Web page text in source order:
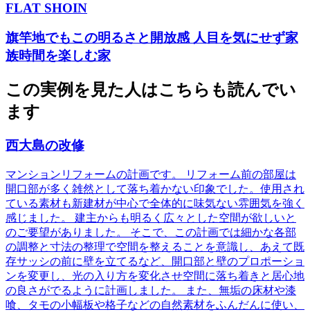
FLAT SHOIN
旗竿地でもこの明るさと開放感 人目を気にせず家
族時間を楽しむ家
この実例を見た人はこちらも読んでい
ます
西大島の改修
マンションリフォームの計画です。 リフォーム前の部屋は
開口部が多く雑然として落ち着かない印象でした。使用され
ている素材も新建材が中心で全体的に味気ない雰囲気を強く
感じました。 建主からも明るく広々とした空間が欲しいと
のご要望がありました。 そこで、この計画では細かな各部
の調整と寸法の整理で空間を整えることを意識し、あえて既
存サッシの前に壁を立てるなど、開口部と壁のプロポーショ
ンを変更し、光の入り方を変化させ空間に落ち着きと居心地
の良さがでるように計画しました。 また、無垢の床材や漆
喰、タモの小幅板や格子などの自然素材をふんだんに使い、